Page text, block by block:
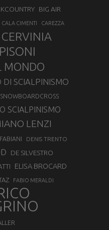
BIG AIR
CALA CIMENTI CAREZZA
CERVINIA
MONDO
SCIALPINISMO
SCIALPINISMO
LENZI
DENIS TRENTO
DE SILVESTRO
ELISA BROCARD
FABIO MERALDI